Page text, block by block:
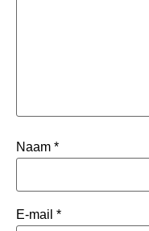
Naam *
E-mail *